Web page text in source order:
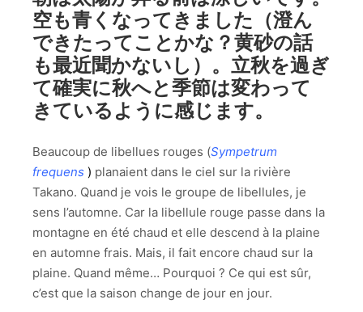
空も青くなってきました（澄ん
できたってことかな？黄砂の話
も最近聞かないし）。立秋を過ぎ
て確実に秋へと季節は変わって
きているように感じます。
Beaucoup de libellues rouges (Sympetrum
frequens ) planaient dans le ciel sur la rivière
Takano. Quand je vois le groupe de libellules, je
sens l’automne. Car la libellule rouge passe dans la
montagne en été chaud et elle descend à la plaine
en automne frais. Mais, il fait encore chaud sur la
plaine. Quand même… Pourquoi ? Ce qui est sûr,
c’est que la saison change de jour en jour.